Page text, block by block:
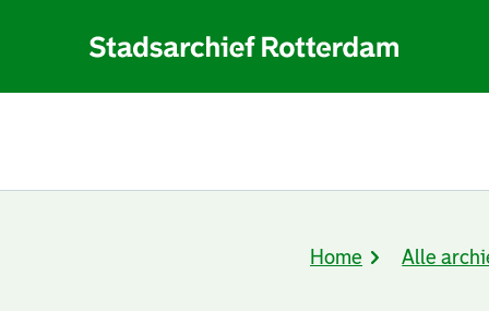
Kruimelpad
Home Alle